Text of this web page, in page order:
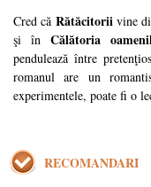
Cred că Rătăcitoriivine
şi în Călătoria
pendulează între
romanul are un
experimentele, poate fi o
RECOMANDARI